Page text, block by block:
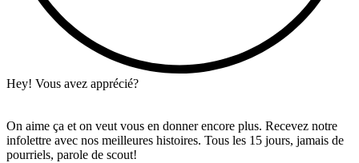
Hey! Vous avez apprécié?
On aime ça et on veut vous en donner encore plus. Recevez notre
infolettre avec nos meilleures histoires. Tous les 15 jours, jamais de
pourriels, parole de scout!